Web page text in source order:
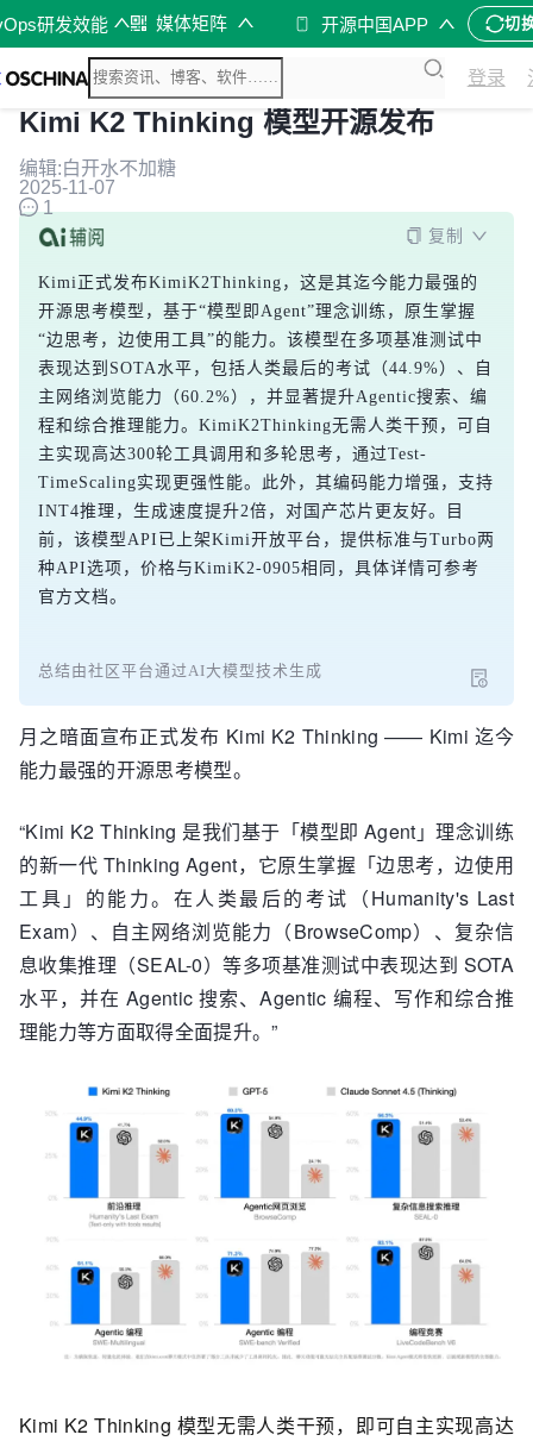
研发效能 媒体矩阵 开源中国APP 切
登录
Kimi K2 Thinking 模型开源发布
编辑:白开水不加糖
2025-11-07
1
复制
Kimi正式发布KimiK2Thinking，这是其迄今能力最强的
开源思考模型，基于“模型即Agent”理念训练，原生掌握
“边思考，边使用工具”的能力。该模型在多项基准测试中
表现达到SOTA水平，包括人类最后的考试（44.9%）、自
主网络浏览能力（60.2%），并显著提升Agentic搜索、编
程和综合推理能力。KimiK2Thinking无需人类干预，可自
主实现高达300轮工具调用和多轮思考，通过Test-
TimeScaling实现更强性能。此外，其编码能力增强，支持
INT4推理，生成速度提升2倍，对国产芯片更友好。目
前，该模型API已上架Kimi开放平台，提供标准与Turbo两
种API选项，价格与KimiK2-0905相同，具体详情可参考
官方文档。
总结由社区平台通过AI大模型技术生成
月之暗面宣布正式发布 Kimi K2 Thinking —— Kimi 迄今
能力最强的开源思考模型。
“Kimi K2 Thinking 是我们基于「模型即 Agent」理念训练
的新一代 Thinking Agent，它原生掌握「边思考，边使用
工具」的能力。在人类最后的考试（Humanity's Last
Exam）、自主网络浏览能力（BrowseComp）、复杂信
息收集推理（SEAL-0）等多项基准测试中表现达到 SOTA
水平，并在 Agentic 搜索、Agentic 编程、写作和综合推
理能力等方面取得全面提升。”
Kimi K2 Thinking 模型无需人类干预，即可自主实现高达